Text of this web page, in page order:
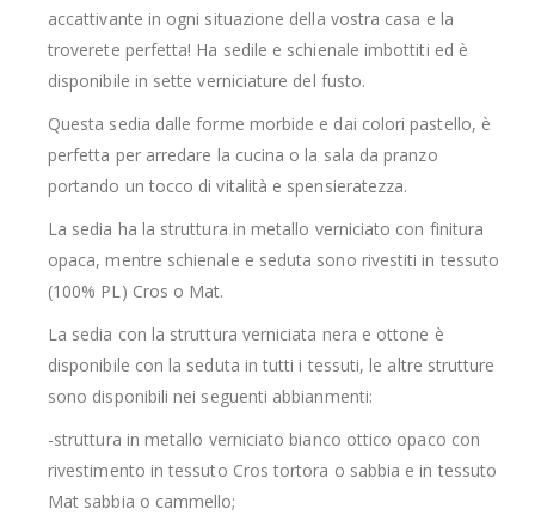
accattivante in ogni situazione della vostra casa e la
troverete perfetta! Ha sedile e schienale imbottiti ed è
disponibile in sette verniciature del fusto.
Questa sedia dalle forme morbide e dai colori pastello, è
perfetta per arredare la cucina o la sala da pranzo
portando un tocco di vitalità e spensieratezza.
La sedia ha la struttura in metallo verniciato con finitura
opaca, mentre schienale e seduta sono rivestiti in tessuto
(100% PL) Cros o Mat.
La sedia con la struttura verniciata nera e ottone è
disponibile con la seduta in tutti i tessuti, le altre strutture
sono disponibili nei seguenti abbianmenti:
-struttura in metallo verniciato bianco ottico opaco con
rivestimento in tessuto Cros tortora o sabbia e in tessuto
Mat sabbia o cammello;